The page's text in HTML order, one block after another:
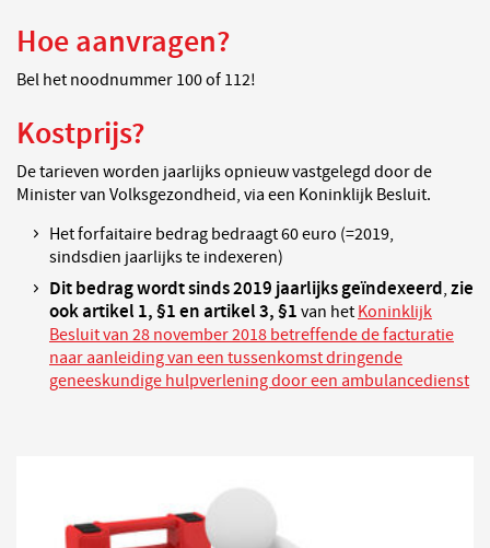
Hoe aanvragen?
Bel het noodnummer 100 of 112!
Kostprijs?
De tarieven worden jaarlijks opnieuw vastgelegd door de
Minister van Volksgezondheid, via een Koninklijk Besluit.
Het forfaitaire bedrag bedraagt 60 euro (=2019,
sindsdien jaarlijks te indexeren)
Dit bedrag wordt sinds 2019 jaarlijks geïndexeerd, zie
ook artikel 1, §1 en artikel 3, §1 van het Koninklijk
Besluit van 28 november 2018 betreffende de facturatie
naar aanleiding van een tussenkomst dringende
geneeskundige hulpverlening door een ambulancedienst